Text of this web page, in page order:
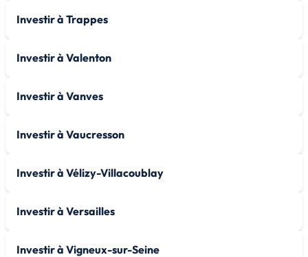
Investir à Trappes
Investir à Valenton
Investir à Vanves
Investir à Vaucresson
Investir à Vélizy-Villacoublay
Investir à Versailles
Investir à Vigneux-sur-Seine